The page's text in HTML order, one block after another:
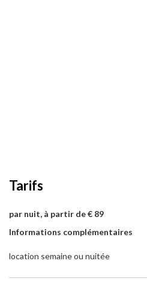
Tarifs
par nuit, à partir de € 89
Informations complémentaires
location semaine ou nuitée